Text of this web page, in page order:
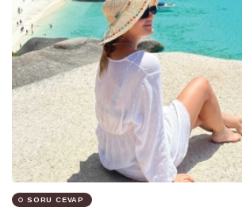
SORU CEVAP